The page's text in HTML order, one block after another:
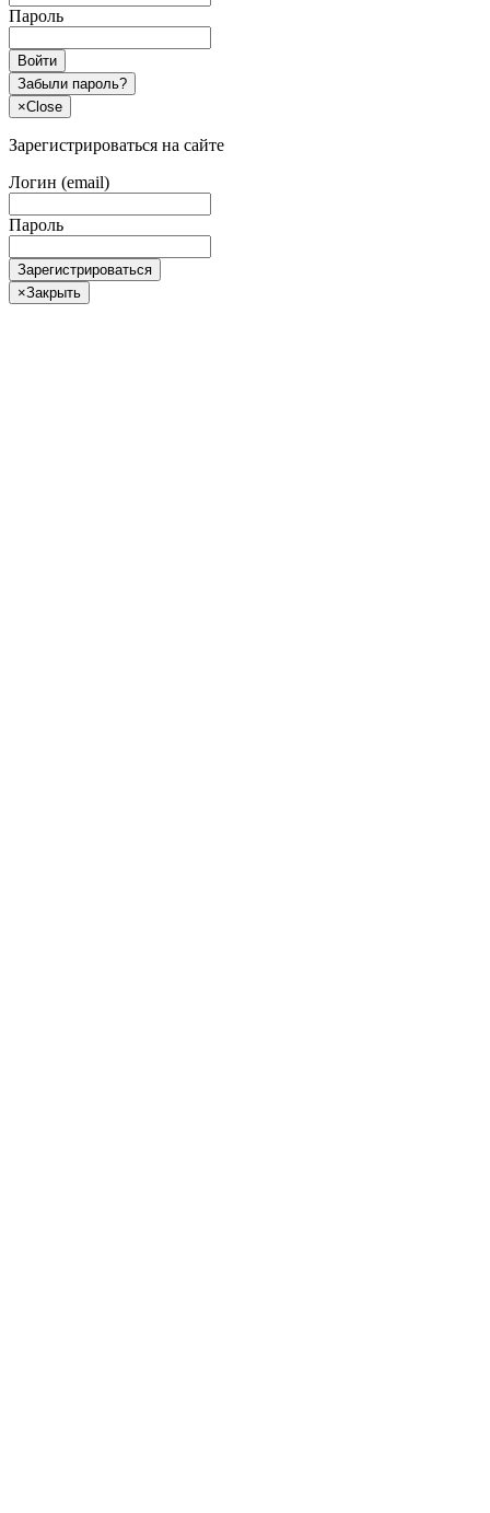
Пароль
Войти
Забыли пароль?
×Close
Зарегистрироваться на сайте
Логин (email)
Пароль
Зарегистрироваться
×Закрыть